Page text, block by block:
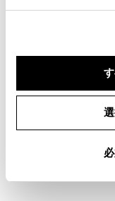
サービス
キッズコーナー